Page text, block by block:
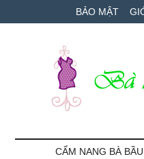
to
to
qua
BẢO MẬT
BàCẨM NANG BÀ BẦU